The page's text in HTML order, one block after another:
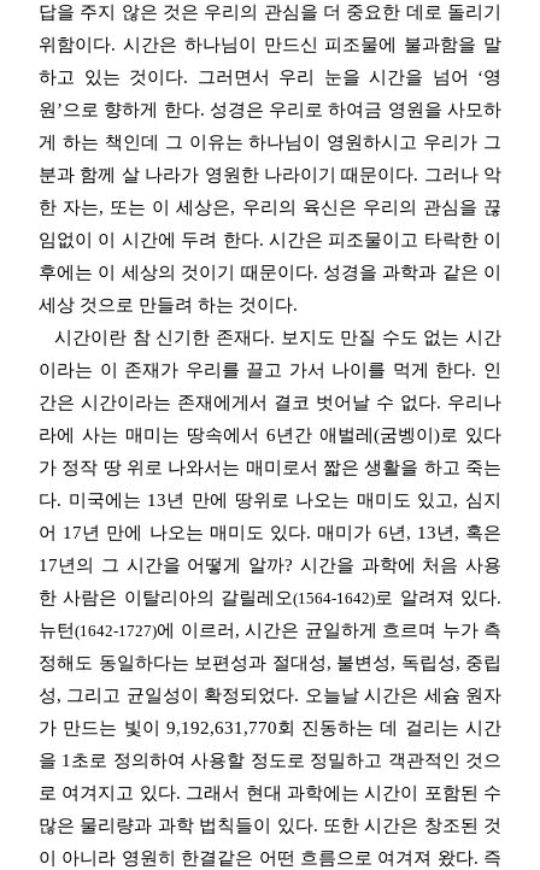
답을 주지 않은 것은 우리의 관심을 더 중요한 데로 돌리기
위함이다. 시간은 하나님이 만드신 피조물에 불과함을 말
하고 있는 것이다. 그러면서 우리 눈을 시간을 넘어 ‘영
원’으로 향하게 한다. 성경은 우리로 하여금 영원을 사모하
게 하는 책인데 그 이유는 하나님이 영원하시고 우리가 그
분과 함께 살 나라가 영원한 나라이기 때문이다. 그러나 악
한 자는, 또는 이 세상은, 우리의 육신은 우리의 관심을 끊
임없이 이 시간에 두려 한다. 시간은 피조물이고 타락한 이
후에는 이 세상의 것이기 때문이다. 성경을 과학과 같은 이
세상 것으로 만들려 하는 것이다.
시간이란 참 신기한 존재다. 보지도 만질 수도 없는 시간
이라는 이 존재가 우리를 끌고 가서 나이를 먹게 한다. 인
간은 시간이라는 존재에게서 결코 벗어날 수 없다. 우리나
라에 사는 매미는 땅속에서 6년간 애벌레(굼벵이)로 있다
가 정작 땅 위로 나와서는 매미로서 짧은 생활을 하고 죽는
다. 미국에는 13년 만에 땅위로 나오는 매미도 있고, 심지
어 17년 만에 나오는 매미도 있다. 매미가 6년, 13년, 혹은
17년의 그 시간을 어떻게 알까? 시간을 과학에 처음 사용
한 사람은 이탈리아의 갈릴레오(1564-1642)로 알려져 있다.
뉴턴(1642-1727)에 이르러, 시간은 균일하게 흐르며 누가 측
정해도 동일하다는 보편성과 절대성, 불변성, 독립성, 중립
성, 그리고 균일성이 확정되었다. 오늘날 시간은 세슘 원자
가 만드는 빛이 9,192,631,770회 진동하는 데 걸리는 시간
을 1초로 정의하여 사용할 정도로 정밀하고 객관적인 것으
로 여겨지고 있다. 그래서 현대 과학에는 시간이 포함된 수
많은 물리량과 과학 법칙들이 있다. 또한 시간은 창조된 것
이 아니라 영원히 한결같은 어떤 흐름으로 여겨져 왔다. 즉